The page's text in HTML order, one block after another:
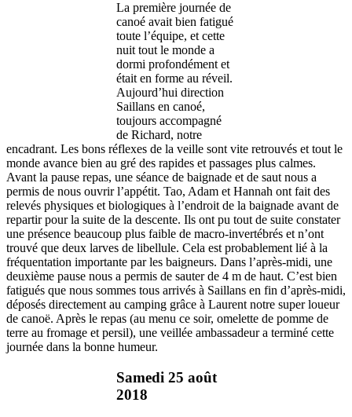
La première journée de
canoé avait bien fatigué
toute l’équipe, et cette
nuit tout le monde a
dormi profondément et
était en forme au réveil.
Aujourd’hui direction
Saillans en canoé,
toujours accompagné
de Richard, notre
encadrant. Les bons réflexes de la veille sont vite retrouvés et tout le
monde avance bien au gré des rapides et passages plus calmes.
Avant la pause repas, une séance de baignade et de saut nous a
permis de nous ouvrir l’appétit. Tao, Adam et Hannah ont fait des
relevés physiques et biologiques à l’endroit de la baignade avant de
repartir pour la suite de la descente. Ils ont pu tout de suite constater
une présence beaucoup plus faible de macro-invertébrés et n’ont
trouvé que deux larves de libellule. Cela est probablement lié à la
fréquentation importante par les baigneurs. Dans l’après-midi, une
deuxième pause nous a permis de sauter de 4 m de haut. C’est bien
fatigués que nous sommes tous arrivés à Saillans en fin d’après-midi,
déposés directement au camping grâce à Laurent notre super loueur
de canoë. Après le repas (au menu ce soir, omelette de pomme de
terre au fromage et persil), une veillée ambassadeur a terminé cette
journée dans la bonne humeur.
Samedi 25 août
2018